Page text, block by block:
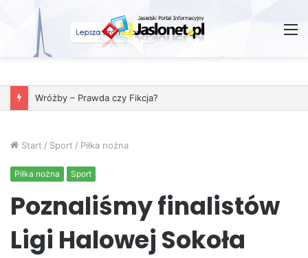
Wróżby – Prawda czy Fikcja?
Start / Sport / Piłka nożna
Piłka nożna Sport
Poznaliśmy finalistów
Ligi Halowej Sokoła